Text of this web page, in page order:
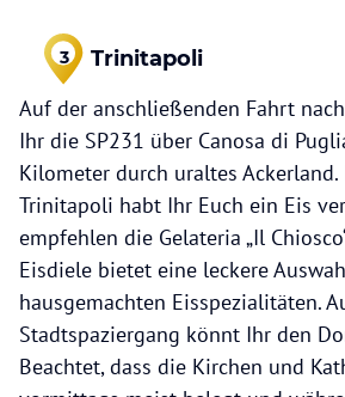
3 Trinitapoli
Auf der anschließenden Fahrt
Ihr die SP231 über Canosa di
Kilometer durch uraltes
Trinitapoli habt Ihr Euch ein Eis
empfehlen die Gelateria „Il
Eisdiele bietet eine leckere
hausgemachten Eisspezialitäten.
Stadtspaziergang könnt Ihr den
Beachtet, dass die Kirchen und